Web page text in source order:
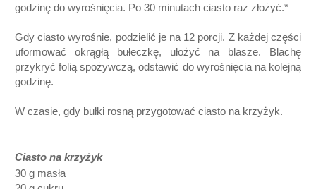
godzinę do wyrośnięcia. Po 30 minutach ciasto raz złożyć.*
Gdy ciasto wyrośnie, podzielić je na 12 porcji. Z każdej części
uformować okrągłą bułeczkę, ułożyć na blasze. Blachę
przykryć folią spożywczą, odstawić do wyrośnięcia na kolejną
godzinę.
W czasie, gdy bułki rosną przygotować ciasto na krzyżyk.
Ciasto na krzyżyk
30 g masła